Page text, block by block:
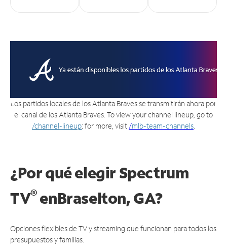
Los partidos locales de los Atlanta Braves se transmitirán ahora por
el canal de los Atlanta Braves. To view your channel lineup, go to
/channel-lineup; for more, visit /mlb-team-channels
¿Por qué elegir Spectrum
TV®enBraselton, GA?
Opciones flexibles de TV y streaming que funcionan para todos los
presupuestos y familias.